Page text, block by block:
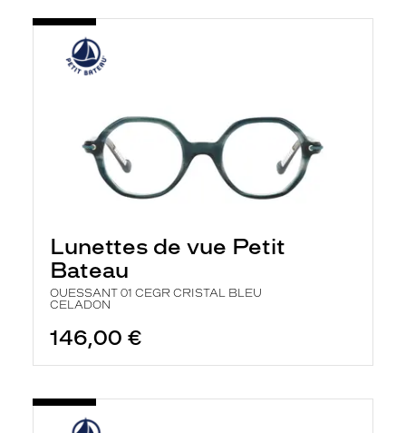
Lunettes de vue Petit
Bateau
OUESSANT 01 CEGR CRISTAL BLEU
CELADON
146,00 €